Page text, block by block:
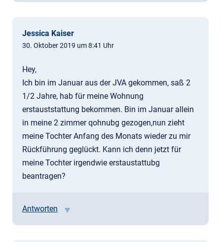
Jessica Kaiser
30. Oktober 2019 um 8:41 Uhr
Hey,
Ich bin im Januar aus der JVA gekommen, saß 2
1/2 Jahre, hab für meine Wohnung
erstauststattung bekommen. Bin im Januar allein
in meine 2 zimmer qohnubg gezogen,nun zieht
meine Tochter Anfang des Monats wieder zu mir
Rückführung geglückt. Kann ich denn jetzt für
meine Tochter irgendwie erstaustattubg
beantragen?
Antworten